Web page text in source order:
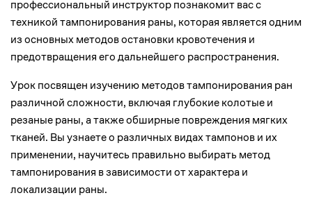
профессиональный инструктор познакомит вас с
техникой тампонирования раны, которая является одним
из основных методов остановки кровотечения и
предотвращения его дальнейшего распространения.
Урок посвящен изучению методов тампонирования ран
различной сложности, включая глубокие колотые и
резаные раны, а также обширные повреждения мягких
тканей. Вы узнаете о различных видах тампонов и их
применении, научитесь правильно выбирать метод
тампонирования в зависимости от характера и
локализации раны.